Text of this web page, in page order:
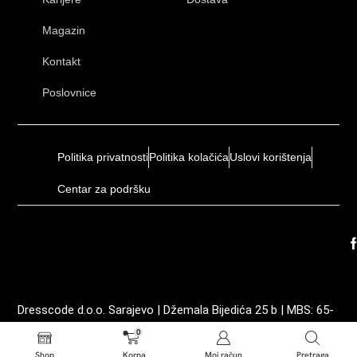
Magazin
Kontakt
Poslovnice
Politika privatnostiPolitika kolačićaUslovi korištenja
Centar za podršku
Dresscode d.o.o. Sarajevo | Džemala Bijedića 25 b | MBS: 65-
01-0035-19 | ID: 4202605210003 | PDV: 202605210003
Shop
0
Korpa Moj račun Pretraga